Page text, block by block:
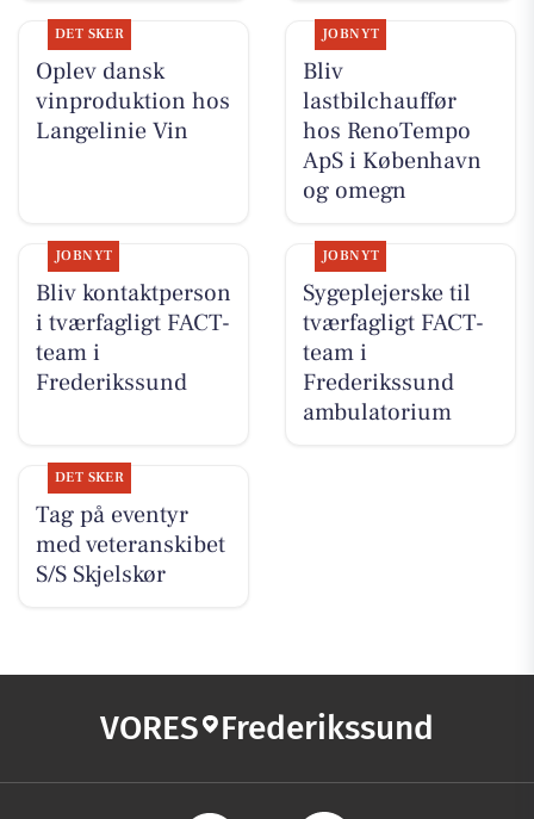
DET SKER
Oplev dansk
vinproduktion hos
Langelinie Vin
JOBNYT
Bliv
lastbilchauffør
hos RenoTempo
ApS i København
og omegn
JOBNYT
Bliv kontaktperson
i tværfagligt FACT-
team i
Frederikssund
JOBNYT
Sygeplejerske til
tværfagligt FACT-
team i
Frederikssund
ambulatorium
DET SKER
Tag på eventyr
med veteranskibet
S/S Skjelskør
VORES Frederikssund